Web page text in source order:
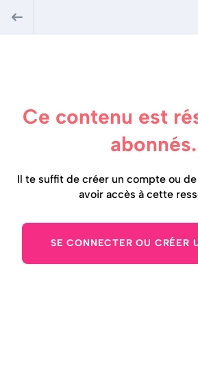
Ce contenu est
abonnés.
Il te suffit de créer un compte ou
avoir accès à cette
SE CONNECTER OU CRÉER